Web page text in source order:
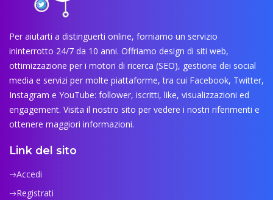
Per aiutarti a distinguerti online, forniamo un servizio
ininterrotto 24/7 da 10 anni. Offriamo design di siti web,
ottimizzazione per i motori di ricerca (SEO), gestione dei social
media e servizi per molte piattaforme, tra cui Facebook, Twitter,
Instagram e YouTube: follower, iscritti, like, visualizzazioni ed
engagement. Visita il nostro sito per vedere i nostri riferimenti e
ottenere maggiori informazioni.
Link del sito
Accedi
Registrati